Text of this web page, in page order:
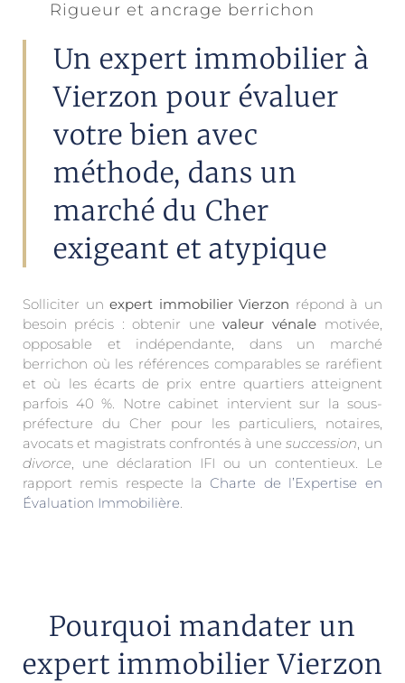
Rigueur et ancrage berrichon
Un expert immobilier à
Vierzon pour évaluer
votre bien avec
méthode, dans un
marché du Cher
exigeant et atypique
Solliciter un expert immobilier Vierzon répond à un
besoin précis : obtenir une valeur vénale motivée,
opposable et indépendante, dans un marché
berrichon où les références comparables se raréfient
et où les écarts de prix entre quartiers atteignent
parfois 40 %. Notre cabinet intervient sur la sous-
préfecture du Cher pour les particuliers, notaires,
avocats et magistrats confrontés à une succession, un
divorce, une déclaration IFI ou un contentieux. Le
rapport remis respecte la Charte de l’Expertise en
Évaluation Immobilière.
Pourquoi mandater un
expert immobilier Vierzon